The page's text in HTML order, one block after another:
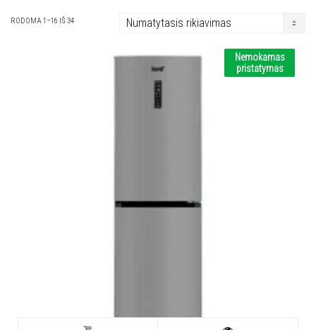
RODOMA 1–16 IŠ 34
Nemokamas
pristatymas